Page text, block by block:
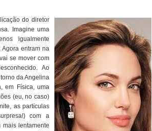
do diretor
Imagine uma
igualmente
entram na
se mover com
Ao
da Angelina
em Física, uma
(eu, no caso)
as partículas
com a
lentamente